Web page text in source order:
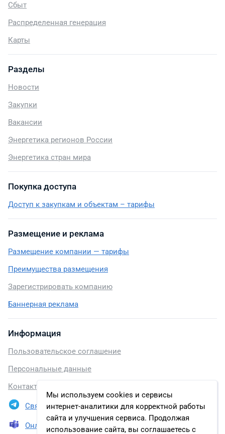
Мы используем cookies и сервисы
интернет-аналитики для корректной работы
сайта и улучшения сервиса. Продолжая
использование сайта, вы соглашаетесь с
Сбыт
Распределенная генерация
Карты
Разделы
Новости
Закупки
Вакансии
Энергетика регионов России
Энергетика стран мира
Покупка доступа
Доступ к закупкам и объектам – тарифы
Размещение и реклама
Размещение компании — тарифы
Преимущества размещения
Зарегистрировать компанию
Баннерная реклама
Информация
Пользовательское соглашение
Персональные данные
Контакты
Связаться в Telegram
Онлайн презентация